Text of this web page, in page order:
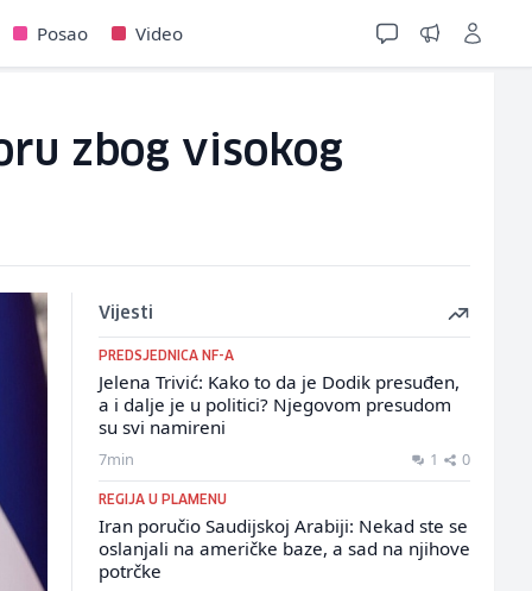
Posao Video
zbog visokog
Vijesti
PREDSJEDNICA NF-A
Jelena Trivić: Kako to da je Dodik presuđen,
a i dalje je u politici? Njegovom presudom
su svi namireni
7min 1 0
REGIJA U PLAMENU
Iran poručio Saudijskoj Arabiji: Nekad ste se
oslanjali na američke baze, a sad na njihove
potrčke